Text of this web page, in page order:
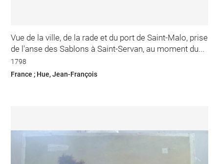
Vue de la ville, de la rade et du port de Saint-Malo, prise
de l'anse des Sablons à Saint-Servan, au moment du...
1798
France ; Hue, Jean-François